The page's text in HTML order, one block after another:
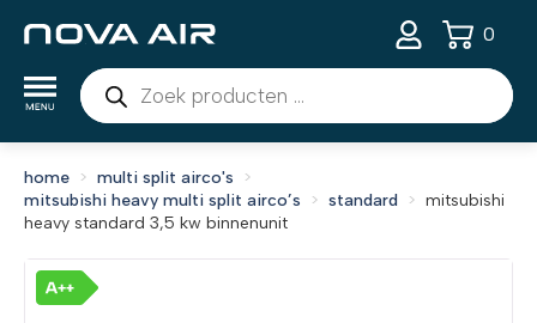
Producten
zoeken
0
home
multi split airco's
mitsubishi heavy multi split airco’s
standard
mitsubishi
heavy standard 3,5 kw binnenunit